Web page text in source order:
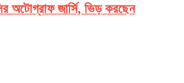
অটোগ্রাফ জার্সি, ভিড় করছেন